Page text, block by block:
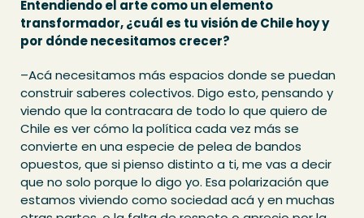
Entendiendo el arte como un elemento
transformador, ¿cuál es tu visión de Chile hoy y
por dónde necesitamos crecer?
–Acá necesitamos más espacios donde se puedan
construir saberes colectivos. Digo esto, pensando y
viendo que la contracara de todo lo que quiero de
Chile es ver cómo la política cada vez más se
convierte en una especie de pelea de bandos
opuestos, que si pienso distinto a ti, me vas a decir
que no solo porque lo digo yo. Esa polarización que
estamos viviendo como sociedad acá y en muchas